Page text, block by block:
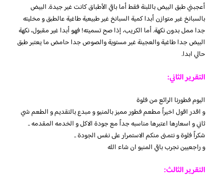
أعجبني طبق البيض باللبنة فقط أما باقي الأطباق كانت غير جيدة. البيض
بالسبانخ غير متوازن أبدا كمية السبانخ غير طبيعية طاغية عالطبق و مخليته
جدا ممل بدون نكهة. أما الكريب، إذا صح تسميته! فهو أبدا غير مقبول، نكهة
البيض جدا طاغية والعجينة غير مستوية والصوص جدا حامض ما يعتبر طبق
حالي ابدا.
التقرير الثاني:
اليوم فطورنا الرائع من فلوة
و اقدر اقول اخيراً مطعم فطور مميز بالمنيو و مبدع بالتقديم و الطعم شي
ثاني و اسعارها اعتبرها مناسبه جداً مع جودة الاكل و الخدمه المقدمه ..
شكراً فلوة و نتمنى منكم الاستمرار على نفس الجودة ..
و راجعيين نجرب باقي المنيو ان شاء الله
التقرير الثالث: